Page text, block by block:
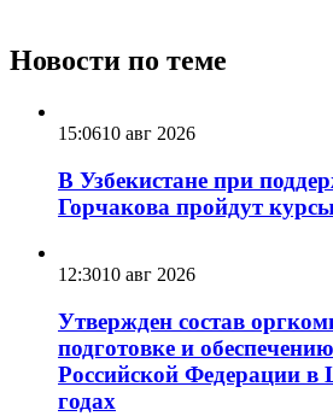
Новости по теме
15:0610 авг 2026
В Узбекистане при
Горчакова пройдут
12:3010 авг 2026
Утвержден состав
подготовке и
Российской Федерации
годах